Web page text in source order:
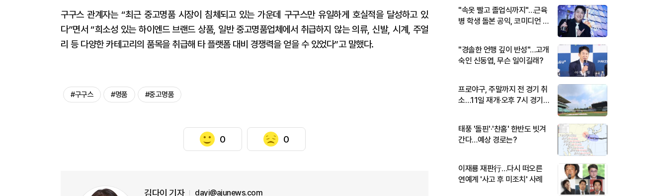
구구스 관계자는 “최근 중고명품 시장이 침체되고 있는 가운데 구구스만 유일하게 호실적을 달성하고 있
다”면서 “희소성 있는 하이엔드 브랜드 상품, 일반 중고명품업체에서 취급하지 않는 의류, 신발, 시계, 주얼
리 등 다양한 카테고리의 품목을 취급해 타 플랫폼 대비 경쟁력을 얻을 수 있었다”고 말했다.
#구구스 #명품 #중고명품
0 0
김다이 기자 dayi@ajunews.com
"속옷 빨고 졸업식까지"…근육
병 학생 돌본 공익, 코미디언 김
"경솔한 언행 깊이 반성"…고개
숙인 신동엽, 무슨 일이길래?
프로야구, 주말까지 전 경기 취
소…11일 재개·오후 7시 경기
태풍 '돌핀'·'찬홈' 한반도 빗겨
간다…예상 경로는?
이재룡 재판行…다시 떠오른
연예계 '사고 후 미조치' 사례